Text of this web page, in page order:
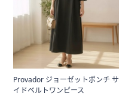
Provador ジョーゼットポンチ サ
イドベルトワンピース